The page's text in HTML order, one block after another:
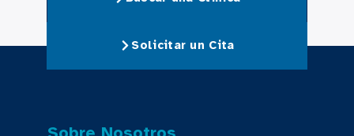
Solicitar un Cita